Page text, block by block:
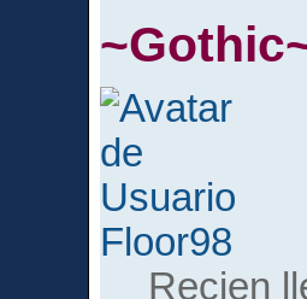
Floor98
Recien